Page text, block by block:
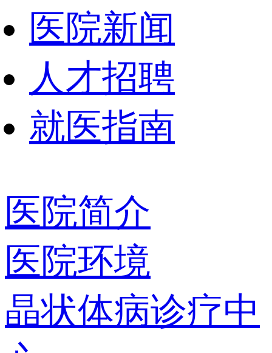
医院新闻
人才招聘
就医指南
医院简介
医院环境
晶状体病诊疗中